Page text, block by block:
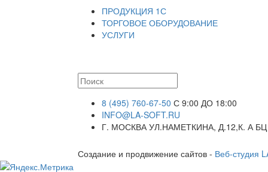
ПРОДУКЦИЯ 1С
ТОРГОВОЕ ОБОРУДОВАНИЕ
УСЛУГИ
8 (495) 760-67-50 С 9:00 ДО 18:00
INFO@LA-SOFT.RU
Г. МОСКВА УЛ.НАМЕТКИНА, Д.12,К. А
Создание и продвижение сайтов - Веб-студия